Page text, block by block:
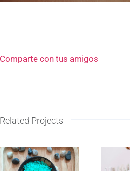
Comparte con tus amigos
Related Projects